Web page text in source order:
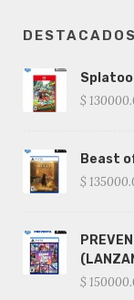
DESTACADOS
$
Beast
$
$